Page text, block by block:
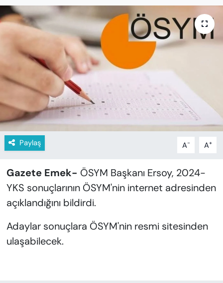
Paylaş A- A+
Gazete Emek- ÖSYM Başkanı Ersoy, 2024-
YKS sonuçlarının ÖSYM'nin internet adresinden
açıklandığını bildirdi.
Adaylar sonuçlara ÖSYM'nin resmi sitesinden
ulaşabilecek.
EĞİTİM
SAĞLIK
SPOR
KÜLTÜR-SANAT
MAGAZİN
ÖZEL HABER
YAZAR KÖŞESİ
SİYASET
VAN VE DİYARBAKIR HABERLERİ
Son Dakika Haberleri
Haber Arşivi